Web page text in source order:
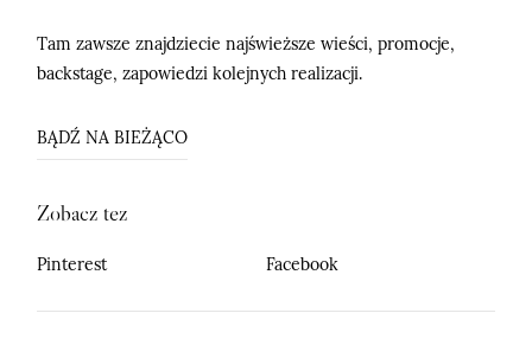
Tam zawsze znajdziecie najświeższe wieści, promocje,
backstage, zapowiedzi kolejnych realizacji.
BĄDŹ NA BIEŻĄCO
Zobacz tez
Pinterest Facebook